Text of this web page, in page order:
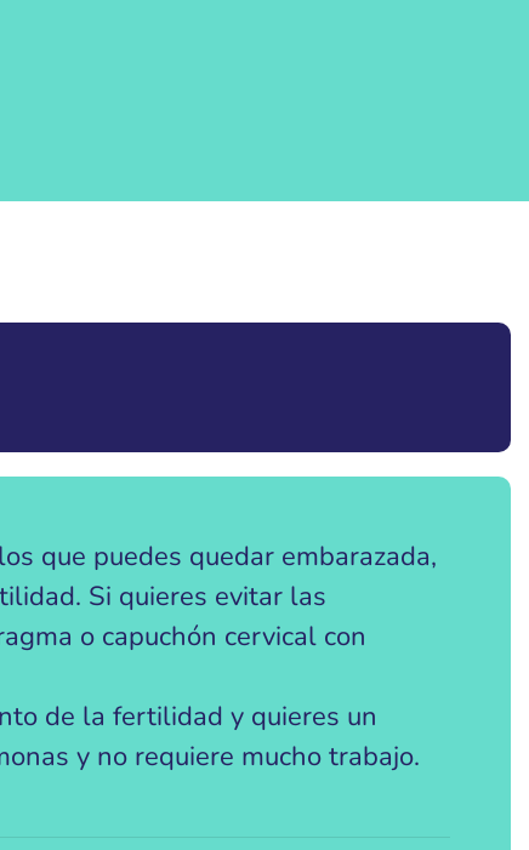
que puedes quedar embarazada,
Si quieres evitar las
o capuchón cervical con
de la fertilidad y quieres un
y no requiere mucho trabajo.